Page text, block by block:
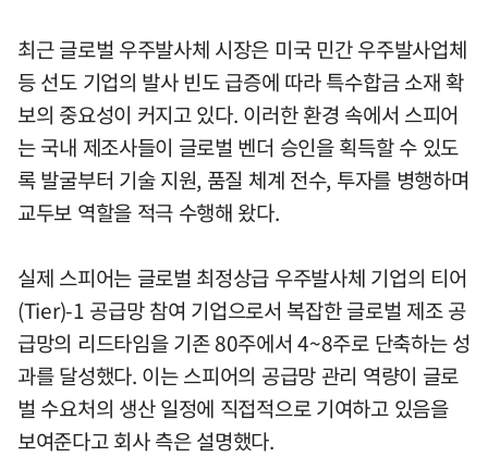
최근 글로벌 우주발사체 시장은 미국 민간 우주발사업체
등 선도 기업의 발사 빈도 급증에 따라 특수합금 소재 확
보의 중요성이 커지고 있다. 이러한 환경 속에서 스피어
는 국내 제조사들이 글로벌 벤더 승인을 획득할 수 있도
록 발굴부터 기술 지원, 품질 체계 전수, 투자를 병행하며
교두보 역할을 적극 수행해 왔다.
실제 스피어는 글로벌 최정상급 우주발사체 기업의 티어
(Tier)-1 공급망 참여 기업으로서 복잡한 글로벌 제조 공
급망의 리드타임을 기존 80주에서 4~8주로 단축하는 성
과를 달성했다. 이는 스피어의 공급망 관리 역량이 글로
벌 수요처의 생산 일정에 직접적으로 기여하고 있음을
보여준다고 회사 측은 설명했다.